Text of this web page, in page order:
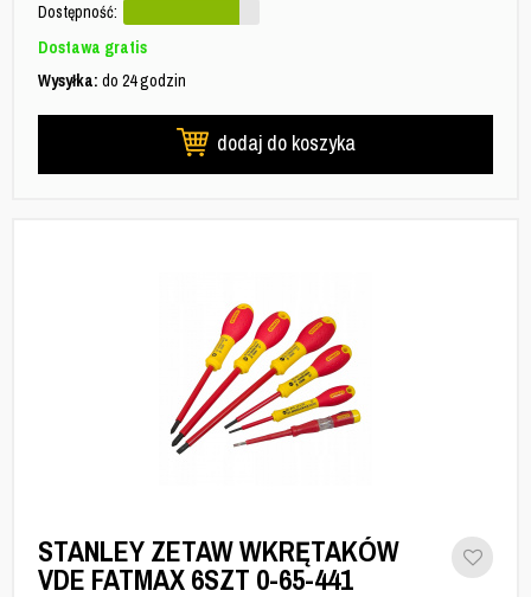
Dostępność:
Dostawa gratis
Wysyłka: do 24 godzin
dodaj do koszyka
STANLEY ZETAW WKRĘTAKÓW
VDE FATMAX 6SZT 0-65-441